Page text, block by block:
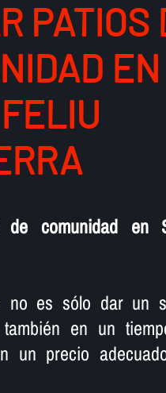
PATIOS
EN
de comunidad en
no es sólo dar un
en un
un precio